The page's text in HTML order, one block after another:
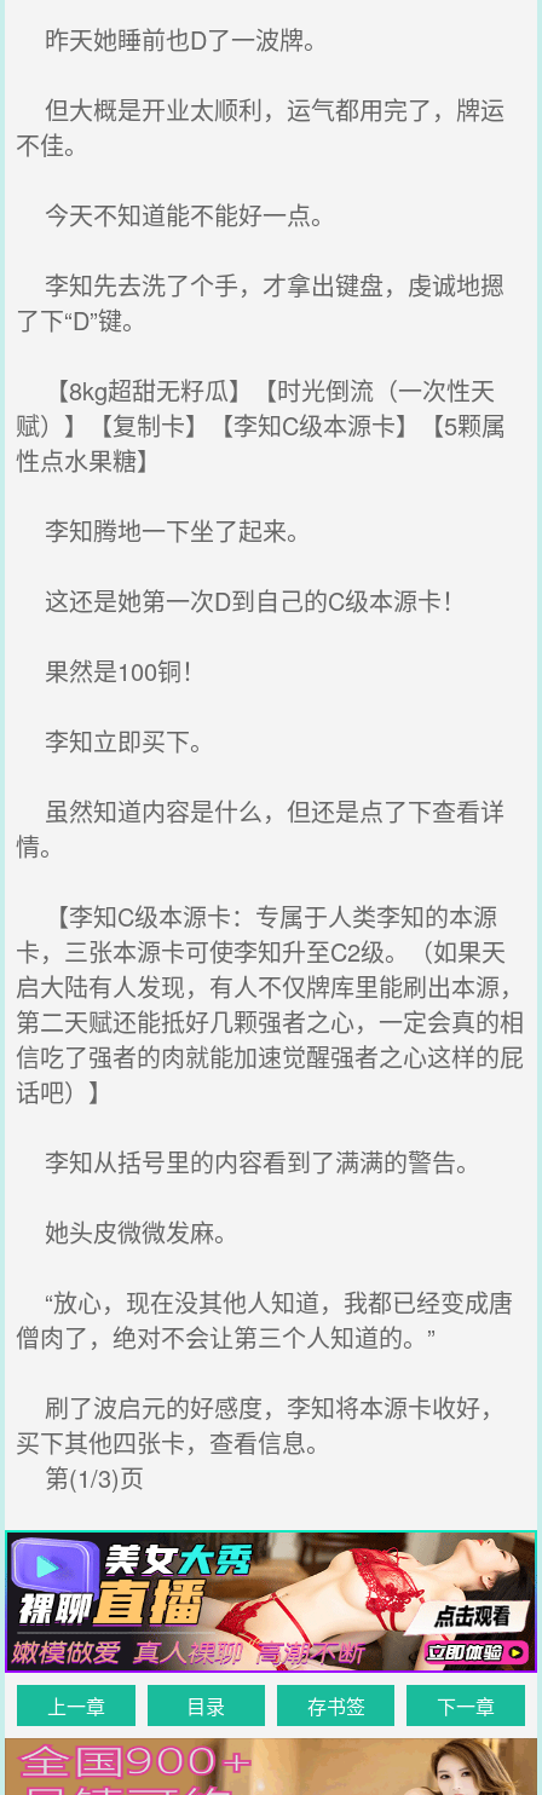
昨天她睡前也D了一波牌。
但大概是开业太顺利，运气都用完了，牌运
不佳。
今天不知道能不能好一点。
李知先去洗了个手，才拿出键盘，虔诚地摁
了下“D”键。
【8kg超甜无籽瓜】【时光倒流（一次性天
赋）】【复制卡】【李知C级本源卡】【5颗属
性点水果糖】
李知腾地一下坐了起来。
这还是她第一次D到自己的C级本源卡！
果然是100铜！
李知立即买下。
虽然知道内容是什么，但还是点了下查看详
情。
【李知C级本源卡：专属于人类李知的本源
卡，三张本源卡可使李知升至C2级。（如果天
启大陆有人发现，有人不仅牌库里能刷出本源，
第二天赋还能抵好几颗强者之心，一定会真的相
信吃了强者的肉就能加速觉醒强者之心这样的屁
话吧）】
李知从括号里的内容看到了满满的警告。
她头皮微微发麻。
“放心，现在没其他人知道，我都已经变成唐
僧肉了，绝对不会让第三个人知道的。”
刷了波启元的好感度，李知将本源卡收好，
买下其他四张卡，查看信息。
第(1/3)页
上一章 目录 存书签 下一章